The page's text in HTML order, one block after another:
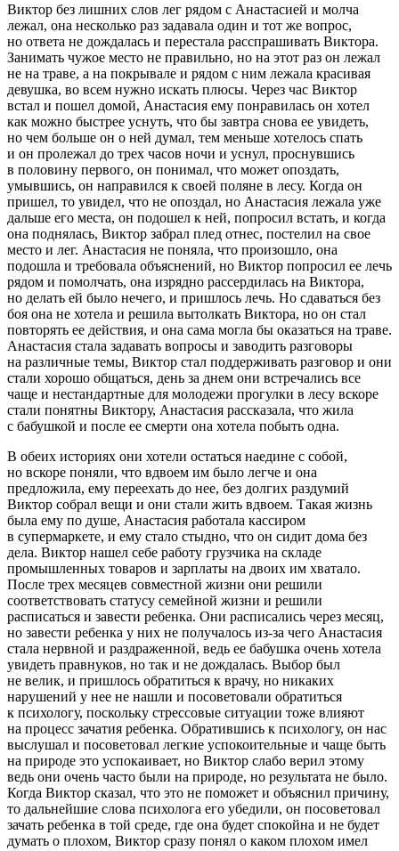
Виктор без лишних слов лег рядом с Анастасией и молча
лежал, она несколько раз задавала один и тот же вопрос,
но ответа не дождалась и перестала расспрашивать Виктора.
Занимать чужое место не правильно, но на этот раз он лежал
не на траве, а на покрывале и рядом с ним лежала красивая
девушка, во всем нужно искать плюсы. Через час Виктор
встал и пошел домой, Анастасия ему понравилась он хотел
как можно быстрее уснуть, что бы завтра снова ее увидеть,
но чем больше он о ней думал, тем меньше хотелось спать
и он пролежал до трех часов ночи и уснул, проснувшись
в половину первого, он понимал, что может опоздать,
умывшись, он направился к своей поляне в лесу. Когда он
пришел, то увидел, что не опоздал, но Анастасия лежала уже
дальше его места, он подошел к ней, попросил встать, и когда
она поднялась, Виктор забрал плед отнес, постелил на свое
место и лег. Анастасия не поняла, что произошло, она
подошла и требовала объяснений, но Виктор попросил ее лечь
рядом и помолчать, она изрядно рассердилась на Виктора,
но делать ей было нечего, и пришлось лечь. Но сдаваться без
боя она не хотела и решила вытолкать Виктора, но он стал
повторять ее действия, и она сама могла бы оказаться на траве.
Анастасия стала задавать вопросы и заводить разговоры
на различные темы, Виктор стал поддерживать разговор и они
стали хорошо общаться, день за днем они встречались все
чаще и нестандартные для молодежи прогулки в лесу вскоре
стали понятны Виктору, Анастасия рассказала, что жила
с бабушкой и после ее смерти она хотела побыть одна.
В обеих историях они хотели остаться наедине с собой,
но вскоре поняли, что вдвоем им было легче и она
предложила, ему переехать до нее, без долгих раздумий
Виктор собрал вещи и они стали жить вдвоем. Такая жизнь
была ему по душе, Анастасия работала кассиром
в супермаркете, и ему стало стыдно, что он сидит дома без
дела. Виктор нашел себе работу грузчика на складе
промышленных товаров и зарплаты на двоих им хватало.
После трех месяцев совместной жизни они решили
соответствовать статусу семейной жизни и решили
расписаться и завести ребенка. Они расписались через месяц,
но завести ребенка у них не получалось из-за чего Анастасия
стала нервной и раздраженной, ведь ее бабушка очень хотела
увидеть правнуков, но так и не дождалась. Выбор был
не велик, и пришлось обратиться к врачу, но никаких
нарушений у нее не нашли и посоветовали обратиться
к психологу, поскольку стрессовые ситуации тоже влияют
на процесс зачатия ребенка. Обратившись к психологу, он нас
выслушал и посоветовал легкие успокоительные и чаще быть
на природе это успокаивает, но Виктор слабо верил этому
ведь они очень часто были на природе, но результата не было.
Когда Виктор сказал, что это не поможет и объяснил причину,
то дальнейшие слова психолога его убедили, он посоветовал
зачать ребенка в той среде, где она будет спокойна и не будет
думать о плохом, Виктор сразу понял о каком плохом имел